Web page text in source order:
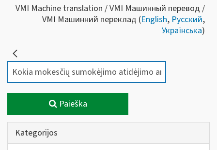
VMI Machine translation / VMI Машинный перевод /
VMI Машинний переклад (English, Русский,
Українська)
Paieška
Kategorijos